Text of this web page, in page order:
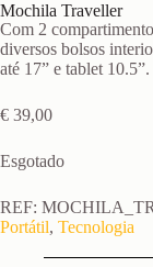
Mochila Traveller
Com 2
diversos bolsos
até 17” e tablet 10.5”.
€ 39,00
Esgotado
REF:
Portátil, Tecnologia